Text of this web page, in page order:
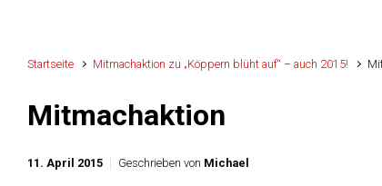
Startseite Mitmachaktion zu „Köppern blüht auf“ – auch 2015!
Mitmachaktion
11. April 2015 Geschrieben von Michael